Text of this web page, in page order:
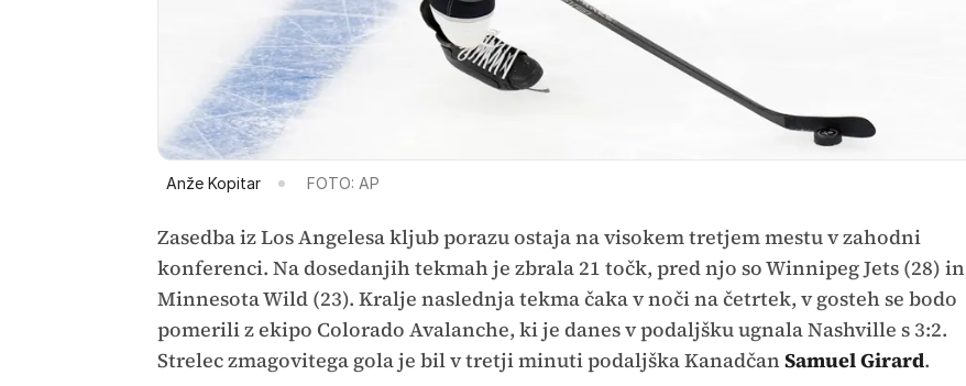
Anže Kopitar FOTO: AP
Zasedba iz Los Angelesa kljub porazu ostaja na visokem tretjem mestu v zahodni
konferenci. Na dosedanjih tekmah je zbrala 21 točk, pred njo so Winnipeg Jets (28) in
Minnesota Wild (23). Kralje naslednja tekma čaka v noči na četrtek, v gosteh se bodo
pomerili z ekipo Colorado Avalanche, ki je danes v podaljšku ugnala Nashville s 3:2.
Strelec zmagovitega gola je bil v tretji minuti podaljška KanadčanSamuel Girard.